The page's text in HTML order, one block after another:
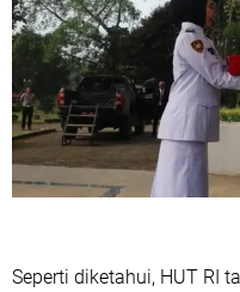
Seperti diketahui, HUT RI